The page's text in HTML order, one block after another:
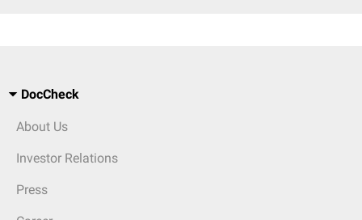
DocCheck
About Us
Investor Relations
Press